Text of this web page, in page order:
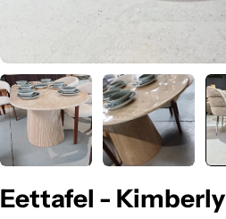
Eettafel - Kimberly